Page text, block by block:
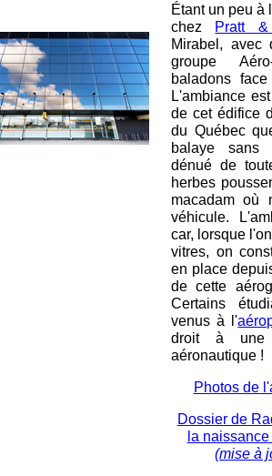
Étant un peu à
chez Pratt &
Mirabel, avec
groupe
baladons
L'ambiance
de cet édifice
du Québec
balaye sans
dénué de
herbes
macadam où
véhicule.
car, lorsque
vitres, on
en place
de cette
Certains
venus à l'
droit à une
aéronautique !
Photos de
Dossier de
la
(mise à